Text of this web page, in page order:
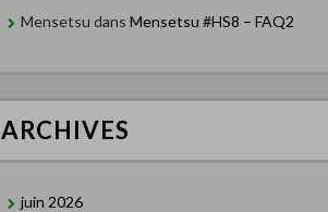
Mensetsu dans Mensetsu #HS8 – FAQ2
ARCHIVES
juin 2026